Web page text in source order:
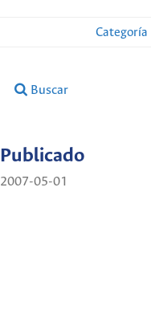
Buscar
Publicado
2007-05-01